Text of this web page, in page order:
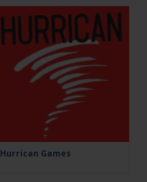
Hurrican Games